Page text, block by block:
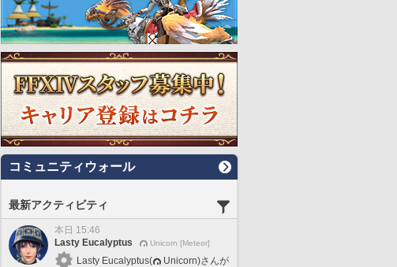
コミュニティウォール
最新アクティビティ
本日 15:46
Lasty Eucalyptus
Unicorn [Meteor]
Lasty Eucalyptus(
Unicorn)さんが